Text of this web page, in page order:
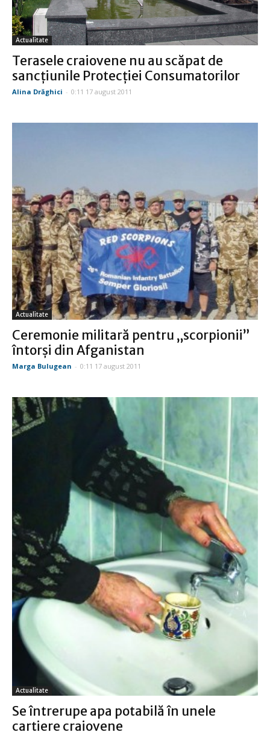
Actualitate
Terasele craiovene nu au scăpat de
sancţiunile Protecţiei Consumatorilor
Alina Drăghici - 0:11 17 august 2011
Actualitate
Ceremonie militară pentru „scorpionii”
întorşi din Afganistan
Marga Bulugean - 0:11 17 august 2011
Actualitate
Se întrerupe apa potabilă în unele
cartiere craiovene